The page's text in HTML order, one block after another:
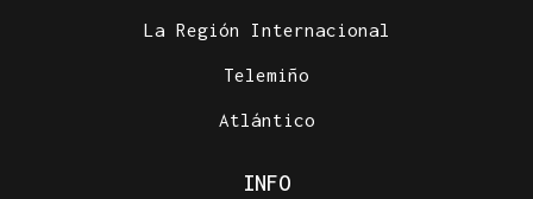
La Región Internacional
Telemiño
Atlántico
INFO